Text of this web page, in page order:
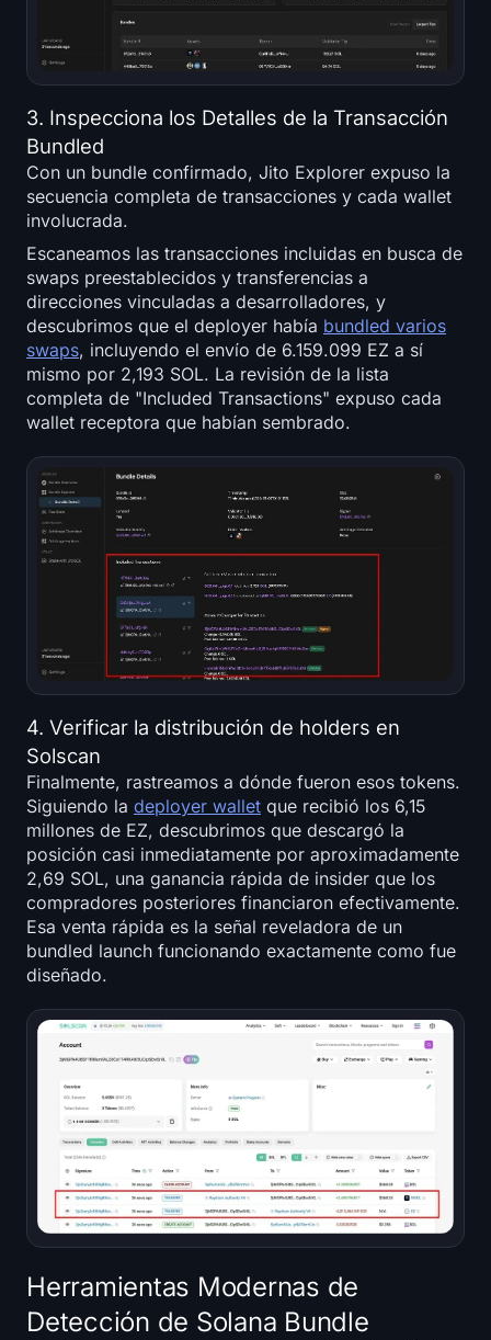
3. Inspecciona los Detalles de la Transacción
Bundled
Con un bundle confirmado, Jito Explorer expuso la
secuencia completa de transacciones y cada wallet
involucrada.
Escaneamos las transacciones incluidas en busca de
swaps preestablecidos y transferencias a
direcciones vinculadas a desarrolladores, y
descubrimos que el deployer había bundled varios
swaps, incluyendo el envío de 6.159.099 EZ a sí
mismo por 2,193 SOL. La revisión de la lista
completa de "Included Transactions" expuso cada
wallet receptora que habían sembrado.
4. Verificar la distribución de holders en
Solscan
Finalmente, rastreamos a dónde fueron esos tokens.
Siguiendo la deployer wallet que recibió los 6,15
millones de EZ, descubrimos que descargó la
posición casi inmediatamente por aproximadamente
2,69 SOL, una ganancia rápida de insider que los
compradores posteriores financiaron efectivamente.
Esa venta rápida es la señal reveladora de un
bundled launch funcionando exactamente como fue
diseñado.
Herramientas Modernas de
Detección de Solana Bundle